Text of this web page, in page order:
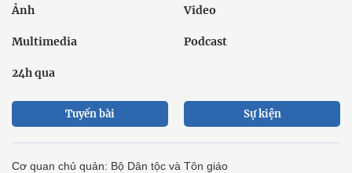
Ảnh Video
Multimedia Podcast
24h qua
Tuyến bài Sự kiện
Cơ quan chủ quản: Bộ Dân tộc và Tôn giáo